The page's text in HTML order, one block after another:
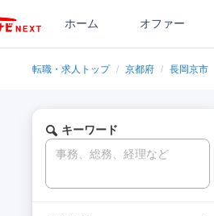
ホーム オファー
転職・求人トップ / 京都府 / 長岡京市
キーワード